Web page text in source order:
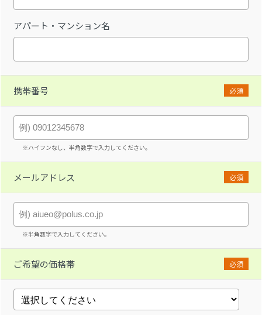
アパート・マンション名
携帯番号 必須
※ハイフンなし、半角数字で入力してください。
メールアドレス 必須
※半角数字で入力してください。
ご希望の価格帯 必須